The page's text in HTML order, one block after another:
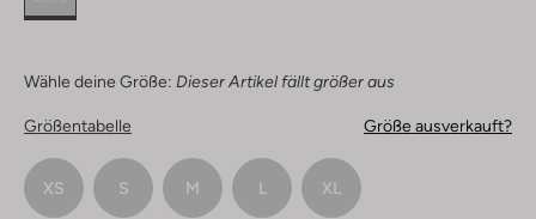
Wähle deine Größe: Dieser Artikel fällt größer aus
Größentabelle Größe ausverkauft?
XS S M L XL